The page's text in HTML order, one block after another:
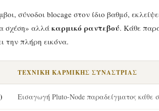
σύνοδοι blocage στον ίδιο βαθμό,
σχέση» αλλά καρμικό ραντεβού. Κάθε
την πλήρη εικόνα.
ΤΕΧΝΙΚΉ ΚΑΡΜΙΚΉΣ ΣΥΝΑΣΤΡΊΑΣ
Εισαγωγή Pluto-Node παραδείγματος